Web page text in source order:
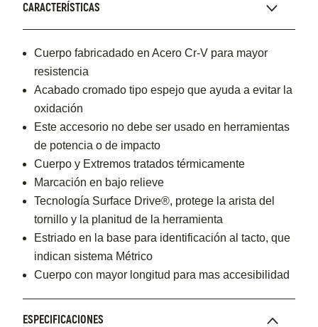
CARACTERÍSTICAS
Cuerpo fabricadado en Acero Cr-V para mayor
resistencia
Acabado cromado tipo espejo que ayuda a evitar la
oxidación
Este accesorio no debe ser usado en herramientas
de potencia o de impacto
Cuerpo y Extremos tratados térmicamente
Marcación en bajo relieve
Tecnología Surface Drive®, protege la arista del
tornillo y la planitud de la herramienta
Estriado en la base para identificación al tacto, que
indican sistema Métrico
Cuerpo con mayor longitud para mas accesibilidad
ESPECIFICACIONES